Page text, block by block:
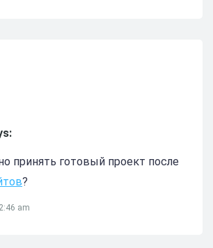
принять готовый проект после
?
am